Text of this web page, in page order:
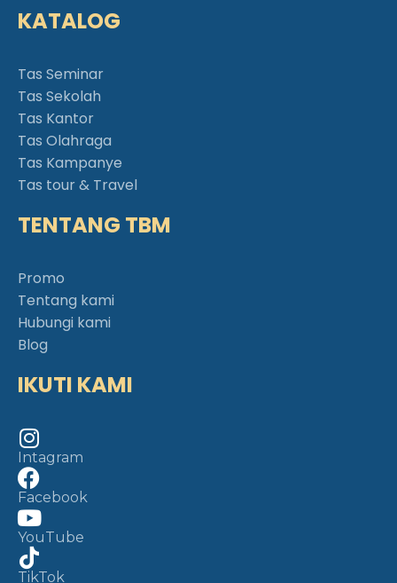
KATALOG
Tas Seminar
Tas Sekolah
Tas Kantor
Tas Olahraga
Tas Kampanye
Tas tour & Travel
TENTANG TBM
Promo
Tentang kami
Hubungi kami
Blog
IKUTI KAMI
Intagram
Facebook
YouTube
TikTok